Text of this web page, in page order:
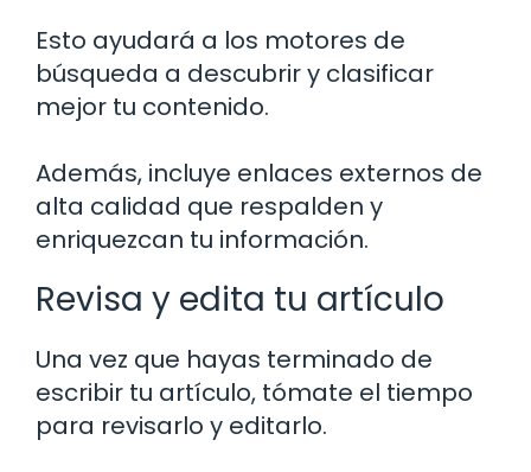
Esto ayudará a los motores de
búsqueda a descubrir y clasificar
mejor tu contenido.
Además, incluye enlaces externos de
alta calidad que respalden y
enriquezcan tu información.
Revisa y edita tu artículo
Una vez que hayas terminado de
escribir tu artículo, tómate el tiempo
para revisarlo y editarlo.